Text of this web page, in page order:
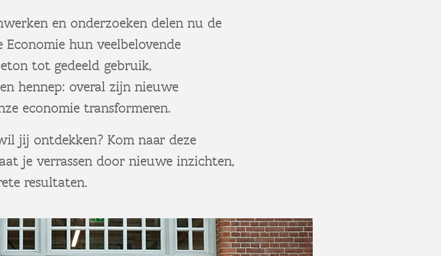
en onderzoeken delen nu de
Economie hun veelbelovende
tot gedeeld gebruik,
hennep: overal zijn nieuwe
economie transformeren.
jij ontdekken? Kom naar deze
je verrassen door nieuwe inzichten,
resultaten.